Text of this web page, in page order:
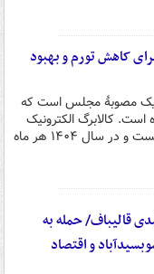
کاهش تورم و بهبود
مصوبۀ مجلس است که
است. کالابرگ الکترونیک
منحصر به ماه رمضان نیست و در سال ۱۴۰۴ هر ماه
قالیباف/ حمله به
و اقتصاد